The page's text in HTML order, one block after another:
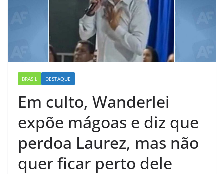
BRASIL DESTAQUE
Em culto, Wanderlei
expõe mágoas e diz que
perdoa Laurez, mas não
quer ficar perto dele